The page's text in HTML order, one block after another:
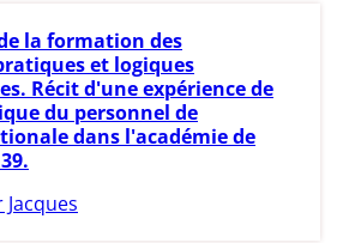
la formation des
et logiques
Récit d'une expérience de
du personnel de
dans l'académie de